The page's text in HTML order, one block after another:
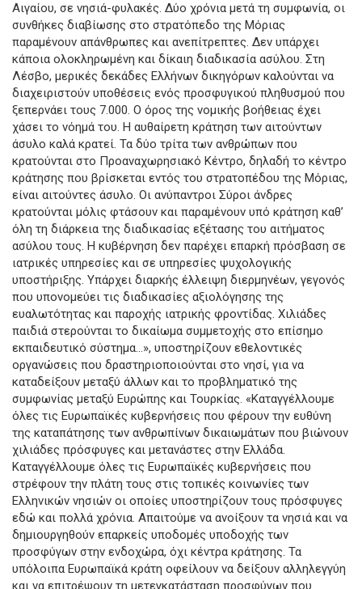
Αιγαίου, σε νησιά-φυλακές. Δύο χρόνια μετά τη συμφωνία, οι
συνθήκες διαβίωσης στο στρατόπεδο της Μόριας
παραμένουν απάνθρωπες και ανεπίτρεπτες. Δεν υπάρχει
κάποια ολοκληρωμένη και δίκαιη διαδικασία ασύλου. Στη
Λέσβο, μερικές δεκάδες Ελλήνων δικηγόρων καλούνται να
διαχειριστούν υποθέσεις ενός προσφυγικού πληθυσμού που
ξεπερνάει τους 7.000. Ο όρος της νομικής βοήθειας έχει
χάσει το νόημά του. Η αυθαίρετη κράτηση των αιτούντων
άσυλο καλά κρατεί. Τα δύο τρίτα των ανθρώπων που
κρατούνται στο Προαναχωρησιακό Κέντρο, δηλαδή το κέντρο
κράτησης που βρίσκεται εντός του στρατοπέδου της Μόριας,
είναι αιτούντες άσυλο. Οι ανύπαντροι Σύροι άνδρες
κρατούνται μόλις φτάσουν και παραμένουν υπό κράτηση καθ’
όλη τη διάρκεια της διαδικασίας εξέτασης του αιτήματος
ασύλου τους. Η κυβέρνηση δεν παρέχει επαρκή πρόσβαση σε
ιατρικές υπηρεσίες και σε υπηρεσίες ψυχολογικής
υποστήριξης. Υπάρχει διαρκής έλλειψη διερμηνέων, γεγονός
που υπονομεύει τις διαδικασίες αξιολόγησης της
ευαλωτότητας και παροχής ιατρικής φροντίδας. Χιλιάδες
παιδιά στερούνται το δικαίωμα συμμετοχής στο επίσημο
εκπαιδευτικό σύστημα…», υποστηρίζουν εθελοντικές
οργανώσεις που δραστηριοποιούνται στο νησί, για να
καταδείξουν μεταξύ άλλων και το προβληματικό της
συμφωνίας μεταξύ Ευρώπης και Τουρκίας. «Καταγγέλλουμε
όλες τις Ευρωπαϊκές κυβερνήσεις που φέρουν την ευθύνη
της καταπάτησης των ανθρωπίνων δικαιωμάτων που βιώνουν
χιλιάδες πρόσφυγες και μετανάστες στην Ελλάδα.
Καταγγέλλουμε όλες τις Ευρωπαϊκές κυβερνήσεις που
στρέφουν την πλάτη τους στις τοπικές κοινωνίες των
Ελληνικών νησιών οι οποίες υποστηρίζουν τους πρόσφυγες
εδώ και πολλά χρόνια. Απαιτούμε να ανοίξουν τα νησιά και να
δημιουργηθούν επαρκείς υποδομές υποδοχής των
προσφύγων στην ενδοχώρα, όχι κέντρα κράτησης. Τα
υπόλοιπα Ευρωπαϊκά κράτη οφείλουν να δείξουν αλληλεγγύη
και να επιτρέψουν τη μετεγκατάσταση προσφύγων που